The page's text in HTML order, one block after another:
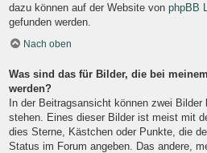
dazu können auf der Website von phpBB
gefunden werden.
Nach oben
Was sind das für Bilder, die bei
werden?
In der Beitragsansicht können zwei
stehen. Eines dieser Bilder ist meist mit
dies Sterne, Kästchen oder Punkte, die
Status im Forum angeben. Das andere,